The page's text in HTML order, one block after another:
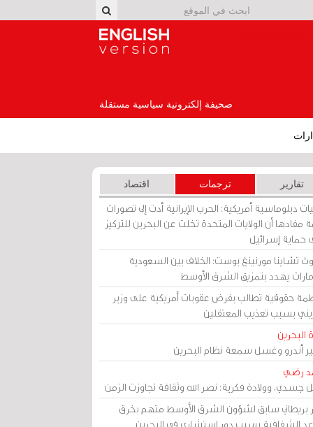
صحيفة إلكترونية سياسية مستقلة
تقارير ترجمات اقتصاد
دبلوماسية أمريكية: الحرب الإيرانية أدت إلى تصورات
مفادها أن الولايات المتحدة تخلت عن البحرين للتركيز
حماية إسرائيل
تشاينا مورنينغ بوست: الخلاف بين السعودية
يهدد بتمزيق الشرق الأوسط
حقوقية تطالب بفرض عقوبات أمريكية على وزير
بسبب تعذيب المعتقلين
البحرين
أندرو وغسل سمعة نظام البحرين
رضي
جسدي، وولادة فكرية: نصر الله وثقافة تجاوزت الزمن
بريطاني سابق لشؤون الشرق الأوسط متهم بخرق
الشفافية بسبب دور استشاري في البحرين